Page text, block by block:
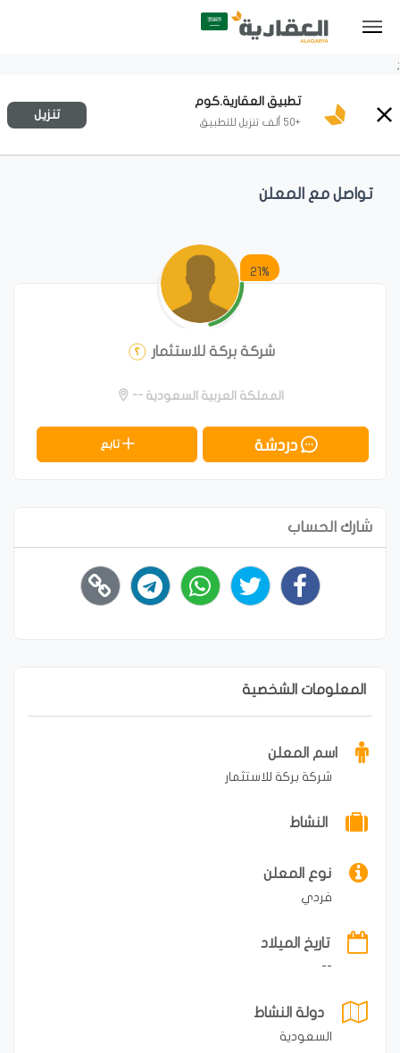
;
تطبيق العقارية.كوم
+50 ألف تنزيل للتطبيق
تنزيل
تواصل مع المعلن
21%
شركة بركة للاستثمار
المملكة العربية السعودية --
دردشة تابع
شارك الحساب
المعلومات الشخصية
اسم المعلن
شركة بركة للاستثمار
النشاط
نوع المعلن
فردي
تاريخ الميلاد
--
دولة النشاط
السعودية